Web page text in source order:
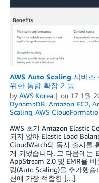
AWS Auto Scaling 서비스
위한 통합 확장 기능
by AWS Korea on 17 1월
DynamoDB, Amazon EC2,
Scaling, AWS
AWS 초기 Amazon Elastic
되지 않아 Elastic Load
CloudWatch의 동시 출시를
게 되었습니다. 그 다음에는
AppStream 2.0 및 EMR을
링(Auto Scaling)을 추가했
션에 가장 적합한 […]